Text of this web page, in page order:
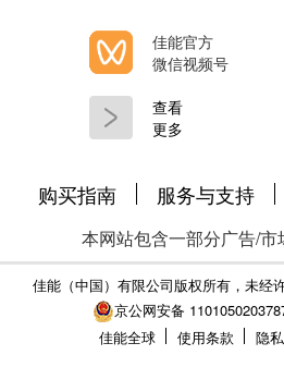
佳能官方
微信视频号
查看
更多
购买指南 服务与支持
本网站包含一部分广告/
佳能（中国）有限公司版权所有，未经
京公网安备
佳能全球
使用条款 隐